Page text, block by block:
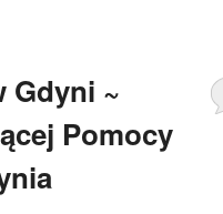
Gdyni ~
Pomocy